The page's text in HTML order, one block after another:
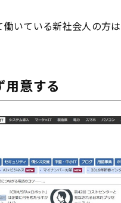
いている新社会人の方
用意する